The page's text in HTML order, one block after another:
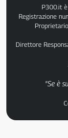
P300.it
Registrazione
Direttore
"Se è